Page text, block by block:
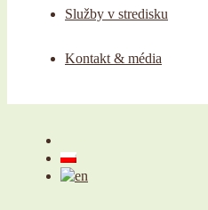
Služby v stredisku
Kontakt & média